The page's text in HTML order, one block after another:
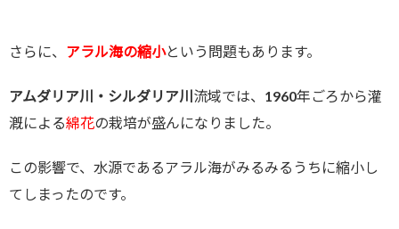
さらに、 アラル海の縮小という問題もあります。
アムダリア川・シルダリア川 流域では、1960年ごろから灌
漑による綿花の栽培が盛んになりました。
この影響で、水源であるアラル海がみるみるうちに縮小し
てしまったのです。